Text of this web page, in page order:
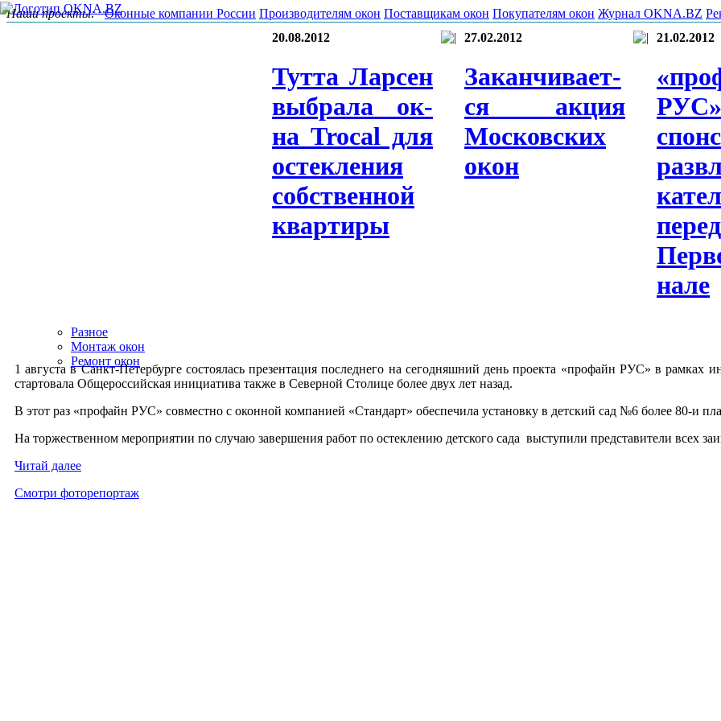
Наши проекты:Оконные компании России Производителям окон Поставщикам окон Покупателям окон Журнал OKNA.BZ
20.08.2012
Тут­та Лар­сен
выб­ра­ла ок­
на Tro­cal для
ос­текле­ния
собс­твен­ной
квар­ти­ры
27.02.2012
За­кан­чи­ва­ет­
ся ак­ция
Мос­ковс­ких
окон
21.02.2012
нале
Разное
Монтаж окон
Ремонт окон
1 ав­густа в Санкт-Пе­тер­бурге сос­то­ялась пре­зен­та­ция пос­ледне­го на се­год­няшний день про­ек­та «про­файн РУС» в
стар­то­вала Об­ще­рос­сий­ская ини­ци­ати­ва так­же в Се­вер­ной Сто­лице бо­лее двух лет на­зад.
В этот раз «про­файн РУС» сов­мест­но с окон­ной ком­па­ни­ей «Стан­дарт» обес­пе­чила ус­та­нов­ку в детс­кий сад №6 бо­лее 80-и
На тор­жест­вен­ном ме­роп­ри­ятии по слу­чаю за­вер­ше­ния ра­бот по ос­текле­нию детс­ко­го са­да выс­ту­пили предс­та­вите­ли всех
Чи­тай да­лее
Смот­ри фо­торе­пор­таж